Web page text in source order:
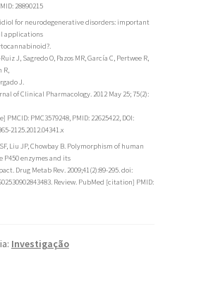
28890215
for neurodegenerative disorders: important
applications
J, Sagredo O, Pazos MR, García C, Pertwee R,
R,
J.
of Clinical Pharmacology. 2012 May 25; 75(2):
PMCID: PMC3579248, PMID: 22625422, DOI:
2125.2012.04341.x
Liu JP, Chowbay B. Polymorphism of human
P450 enzymes and its
Drug Metab Rev. 2009;41(2):89-295. doi:
Review. PubMed [citation] PMID:
Investigação